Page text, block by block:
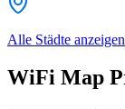
Alle Städte anzeigen
WiFi Map